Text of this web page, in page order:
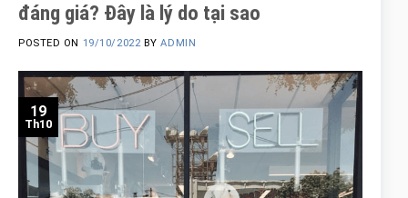
đáng giá? Đây là lý do tại sao
POSTED ON 19/10/2022 BYADMIN
19
Th10